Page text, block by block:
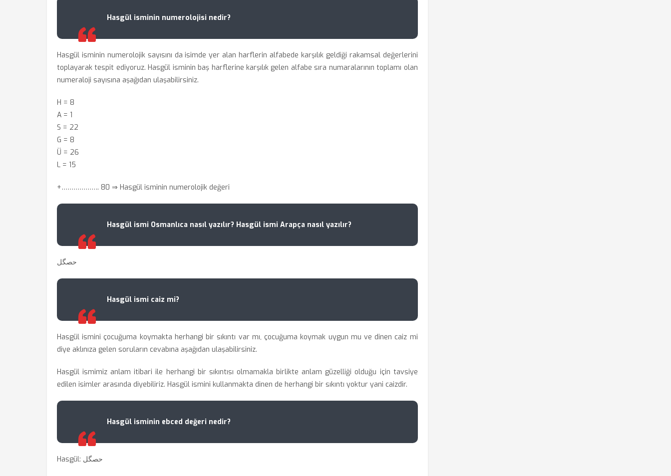
Hasgül isminin numerolojisi nedir?
Hasgül isminin numerolojik sayısını da isimde yer alan harflerin alfabede karşılık geldiği rakamsal değerlerini
toplayarak tespit ediyoruz. Hasgül isminin baş harflerine karşılık gelen alfabe sıra numaralarının toplamı olan
numeraloji sayısına aşağıdan ulaşabilirsiniz.
H = 8
A = 1
S = 22
G = 8
Ü = 26
L = 15
+………………. 80 ⇒ Hasgül isminin numerolojik değeri
Hasgül ismi Osmanlıca nasıl yazılır? Hasgül ismi Arapça nasıl yazılır?
حصگل
Hasgül ismi caiz mi?
Hasgül ismini çocuğuma koymakta herhangi bir sıkıntı var mı, çocuğuma koymak uygun mu ve dinen caiz mi
diye aklınıza gelen soruların cevabına aşağıdan ulaşabilirsiniz.
Hasgül ismimiz anlam itibari ile herhangi bir sıkıntısı olmamakla birlikte anlam güzelliği olduğu için tavsiye
edilen isimler arasında diyebiliriz. Hasgül ismini kullanmakta dinen de herhangi bir sıkıntı yoktur yani caizdir.
Hasgül isminin ebced değeri nedir?
Hasgül: حصگل